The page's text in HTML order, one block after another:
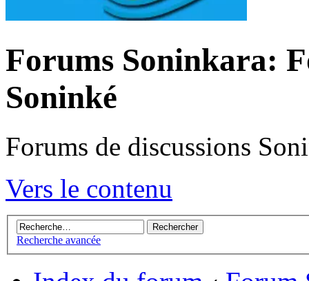
Forums Soninkara:
Soninké
Forums de discussions
Vers le contenu
Recherche avancée